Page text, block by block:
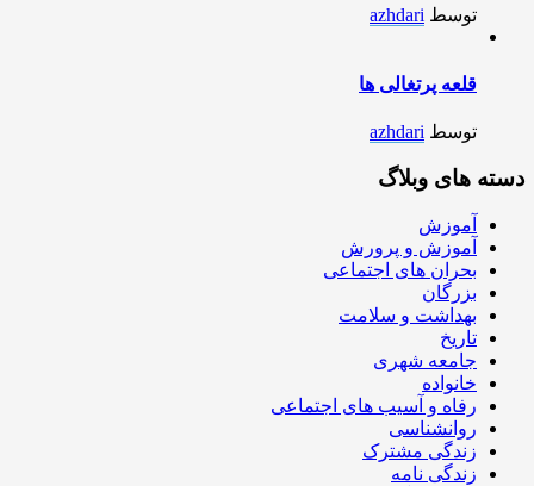
توسط azhdari
قلعه پرتغالی ها
توسط azhdari
دسته های وبلاگ
آموزش
آموزش و پرورش
بحران های اجتماعی
بزرگان
بهداشت و سلامت
تاریخ
جامعه شهری
خانواده
رفاه و آسیب های اجتماعی
روانشناسی
زندگی مشترک
زندگی نامه